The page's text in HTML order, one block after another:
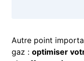
Autre point
gaz :optimiser